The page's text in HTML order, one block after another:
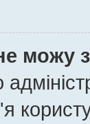
можу